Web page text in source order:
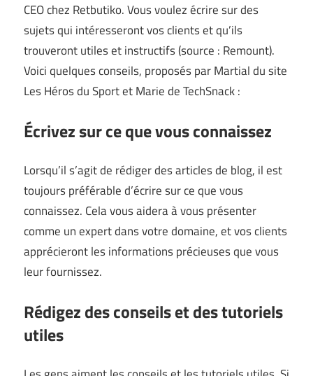
CEO chez Retbutiko. Vous voulez écrire sur des
sujets qui intéresseront vos clients et qu’ils
trouveront utiles et instructifs (source : Remount).
Voici quelques conseils, proposés par Martial du site
Les Héros du Sportet Marie deTechSnack:
Écrivez sur ce que vous connaissez
Lorsqu’il s’agit de rédiger des articles de blog, il est
toujours préférable d’écrire sur ce que vous
connaissez. Cela vous aidera à vous présenter
comme un expert dans votre domaine, et vos clients
apprécieront les informations précieuses que vous
leur fournissez.
Rédigez des conseils et des tutoriels
utiles